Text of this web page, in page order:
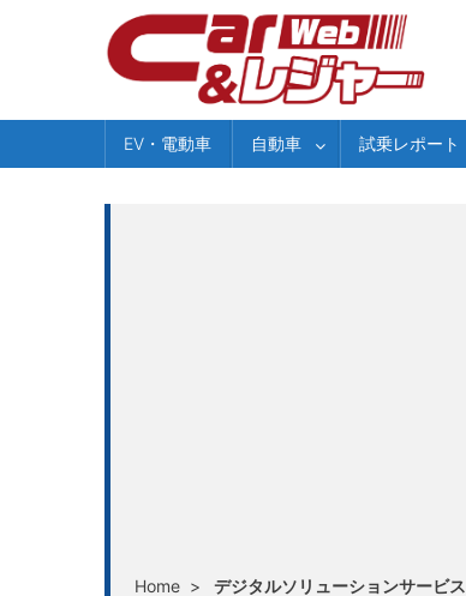
EV・電動車 自動車 試乗レポート
Home > デジタルソリューションサービス